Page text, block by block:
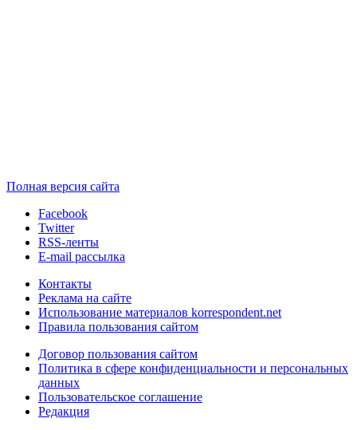
Полная версия сайта
Facebook
Twitter
RSS-ленты
E-mail рассылка
Контакты
Реклама на сайте
Использование материалов korrespondent.net
Правила пользования сайтом
Договор пользования сайтом
Политика в сфере конфиденциальности и персональных
данных
Пользовательское соглашение
Редакция